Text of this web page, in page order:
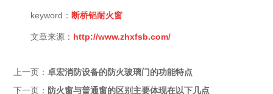
keyword： 断桥铝耐火窗
文章来源： http://www.zhxfsb.com/
上一页：卓宏消防设备的防火玻璃门的功能特点
下一页： 防火窗与普通窗的区别主要体现在以下几点